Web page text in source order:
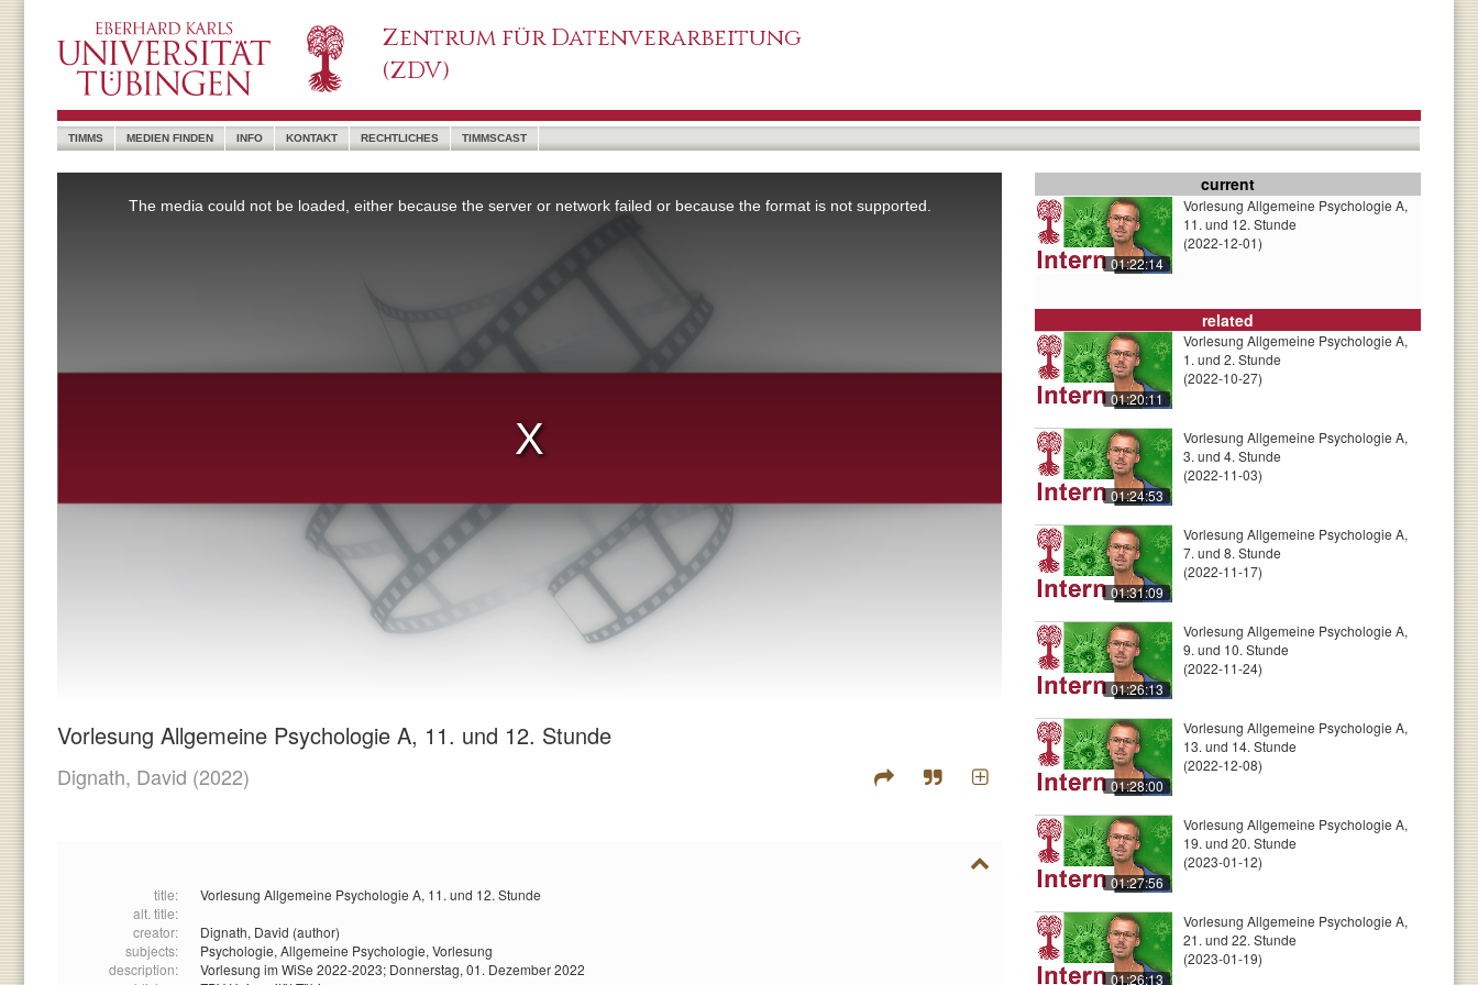
Zentrum für Datenverarbeitung
(ZDV)
TIMMS MEDIEN FINDEN INFO KONTAKT RECHTLICHES TIMMSCAST
Vorlesung Allgemeine Psychologie A, 11. und 12. Stunde
Dignath, David (2022)
title:
Vorlesung Allgemeine Psychologie A, 11. und 12. Stunde
alt. title:
creator:
Dignath, David (author)
subjects:
Psychologie, Allgemeine Psychologie, Vorlesung
description:
Vorlesung im WiSe 2022-2023; Donnerstag, 01. Dezember 2022
current
01:22:14
Vorlesung Allgemeine Psychologie A,
11. und 12. Stunde
(2022-12-01)
related
01:20:11
Vorlesung Allgemeine Psychologie A,
1. und 2. Stunde
(2022-10-27)
01:24:53
Vorlesung Allgemeine Psychologie A,
3. und 4. Stunde
(2022-11-03)
01:31:09
Vorlesung Allgemeine Psychologie A,
7. und 8. Stunde
(2022-11-17)
01:26:13
Vorlesung Allgemeine Psychologie A,
9. und 10. Stunde
(2022-11-24)
01:28:00
Vorlesung Allgemeine Psychologie A,
13. und 14. Stunde
(2022-12-08)
01:27:56
Vorlesung Allgemeine Psychologie A,
19. und 20. Stunde
(2023-01-12)
01:26:13
Vorlesung Allgemeine Psychologie A,
21. und 22. Stunde
(2023-01-19)